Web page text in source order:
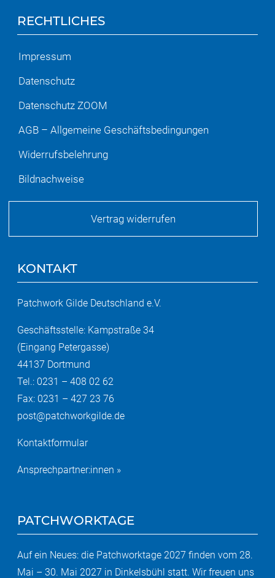
RECHTLICHES
Impressum
Datenschutz
Datenschutz ZOOM
AGB – Allgemeine Geschäftsbedingungen
Widerrufsbelehrung
Bildnachweise
Vertrag widerrufen
KONTAKT
Patchwork Gilde Deutschland e.V.
Geschäftsstelle: Kampstraße 34
(Eingang Petergasse)
44137 Dortmund
Tel.: 0231 – 408 02 62
Fax: 0231 – 427 23 76
post@patchworkgilde.de
Kontaktformular
Ansprechpartner:innen »
PATCHWORKTAGE
Auf ein Neues: die Patchworktage 2027 finden vom 28.
Mai – 30. Mai 2027 in Dinkelsbühl statt. Wir freuen uns